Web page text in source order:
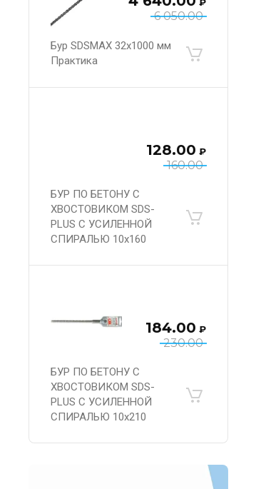
6 050.00
Бур SDSMAX 32х1000 мм
Практика
160.00
128.00 ₽
БУР ПО БЕТОНУ С
ХВОСТОВИКОМ SDS-
PLUS С УСИЛЕННОЙ
СПИРАЛЬЮ 10х160
230.00
184.00 ₽
БУР ПО БЕТОНУ С
ХВОСТОВИКОМ SDS-
PLUS С УСИЛЕННОЙ
СПИРАЛЬЮ 10х210